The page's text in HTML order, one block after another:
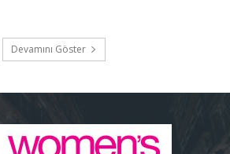
Devamını Göster